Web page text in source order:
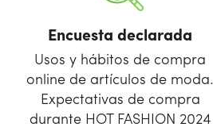
Encuesta declarada
Usos y hábitos de compra
online de artículos de moda.
Expectativas de compra
durante HOT FASHION 2024